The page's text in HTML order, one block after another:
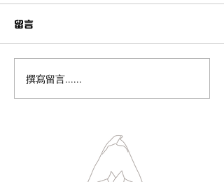
留言
撰寫留言......